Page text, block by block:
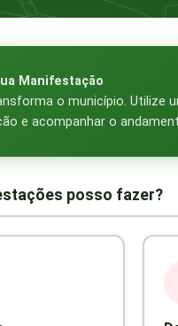
Manifestação
o município. Utilize
e acompanhar o
posso fazer?